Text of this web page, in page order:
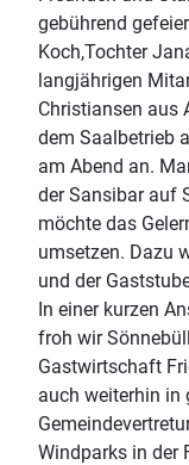
gebührend
Koch,Tochter
langjährigen
Christiansen aus
dem Saalbetrieb
am Abend an.
der Sansibar auf
möchte das
umsetzen. Dazu
und der
In einer kurzen
froh wir
Gastwirtschaft
auch weiterhin in
Windparks in der